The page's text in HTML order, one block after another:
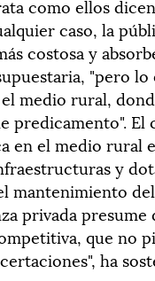
como ellos
caso, la
costosa y
"pero lo
medio rural,
predicamento". El
en el medio rural
y
mantenimiento
privada presume
que no
ha